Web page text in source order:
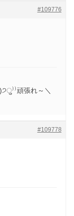
#109776
頑張れ～＼
#109778